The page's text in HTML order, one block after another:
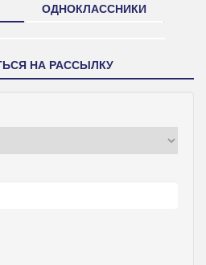
ОДНОКЛАССНИКИ
НА РАССЫЛКУ